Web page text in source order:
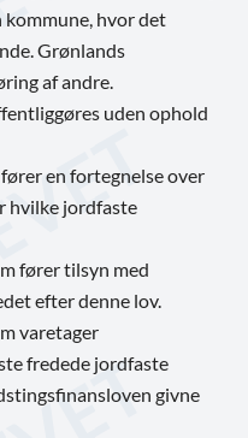
hvor det
Grønlands
af andre.
uden ophold
en fortegnelse over
hvilke jordfaste
fører tilsyn med
efter denne lov.
varetager
fredede jordfaste
givne